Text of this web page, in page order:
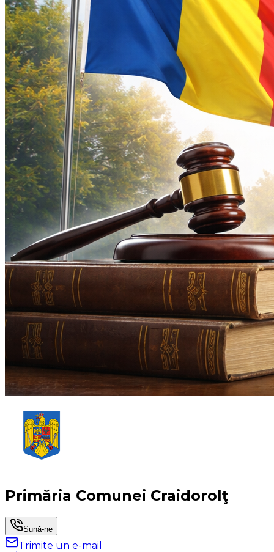
Primăria Comunei Craidorolţ
Sună-ne
Trimite un e-mail